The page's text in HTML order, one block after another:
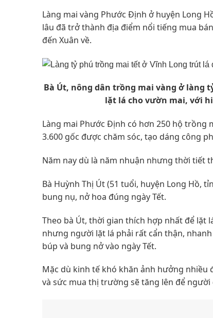
Làng mai vàng Phước Định ở huyện Long
lâu đã trở thành địa điểm nổi tiếng mua
đến Xuân về.
Bà Út, nông dân trồng mai vàng ở làng
lặt lá cho vườn mai, với
Làng mai Phước Định có hơn 250 hộ trồng
3.600 gốc được chăm sóc, tạo dáng công
Năm nay dù là năm nhuận nhưng thời tiết
Bà Huỳnh Thị Út (51 tuổi, huyện Long Hồ,
bung nụ, nở hoa đúng ngày Tết.
Theo bà Út, thời gian thích hợp nhất để lặt
nhưng người lặt lá phải rất cẩn thận,
búp và bung nở vào ngày Tết.
Mặc dù kinh tế khó khăn ảnh hưởng nhiều
và sức mua thị trường sẽ tăng lên để